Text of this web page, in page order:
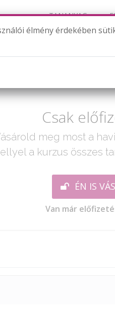
TANANYAG
Csak
meg most a
a kurzus összes
ÉN IS
Van már
élmény érdekében